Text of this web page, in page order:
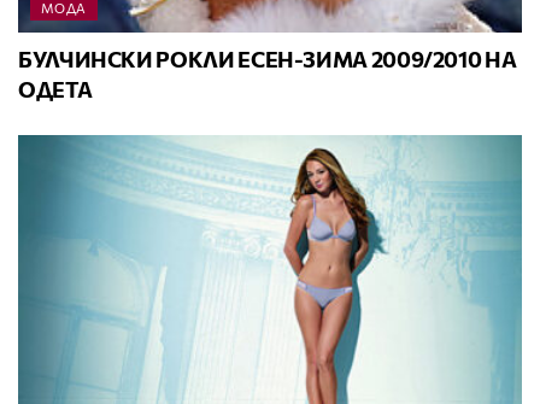
МОДА
БУЛЧИНСКИ РОКЛИ ЕСЕН-ЗИМА 2009/2010 НА
ОДЕТА